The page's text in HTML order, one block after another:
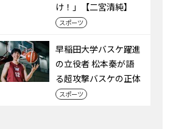
け！」【二宮清純】
スポーツ
早稲田大学バスケ躍進
の立役者 松本秦が語
る超攻撃バスケの正体
スポーツ